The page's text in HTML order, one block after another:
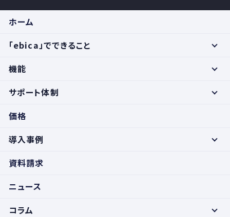
ホーム
「ebica」でできること
機能
サポート体制
価格
導入事例
資料請求
ニュース
コラム